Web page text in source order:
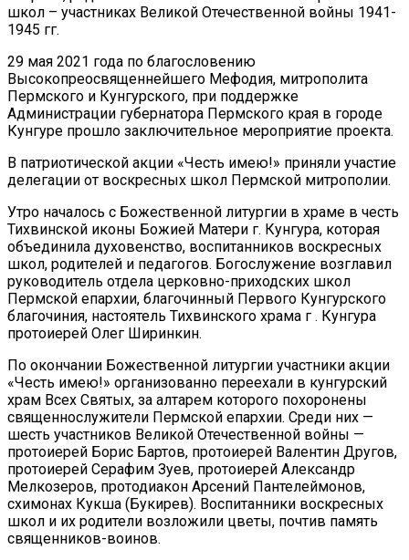
школ – участниках Великой Отечественной войны 1941-
1945 гг.
29 мая 2021 года по благословению
Высокопреосвященнейшего Мефодия, митрополита
Пермского и Кунгурского, при поддержке
Администрации губернатора Пермского края в городе
Кунгуре прошло заключительное мероприятие проекта.
В патриотической акции «Честь имею!» приняли участие
делегации от воскресных школ Пермской митрополии.
Утро началось с Божественной литургии в храме в честь
Тихвинской иконы Божией Матери г. Кунгура, которая
объединила духовенство, воспитанников воскресных
школ, родителей и педагогов. Богослужение возглавил
руководитель отдела церковно-приходских школ
Пермской епархии, благочинный Первого Кунгурского
благочиния, настоятель Тихвинского храма г . Кунгура
протоиерей Олег Ширинкин.
По окончании Божественной литургии участники акции
«Честь имею!» организованно переехали в кунгурский
храм Всех Святых, за алтарем которого похоронены
священнослужители Пермской епархии. Среди них —
шесть участников Великой Отечественной войны —
протоиерей Борис Бартов, протоиерей Валентин Другов,
протоиерей Серафим Зуев, протоиерей Александр
Мелкозеров, протодиакон Арсений Пантелеймонов,
схимонах Кукша (Букирев). Воспитанники воскресных
школ и их родители возложили цветы, почтив память
священников-воинов.